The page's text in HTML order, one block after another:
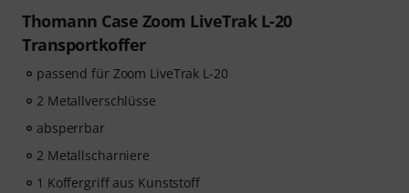
Thomann Case Zoom LiveTrak L-20
Transportkoffer
passend für Zoom LiveTrak L-20
2 Metallverschlüsse
absperrbar
2 Metallscharniere
1 Koffergriff aus Kunststoff